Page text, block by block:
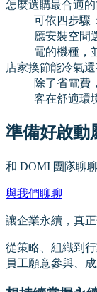
怎麼選購最合適的
可依四步驟
應安裝空間
電的機種，
店家換節能冷氣
除了省電費
客在舒適環
準備好啟動
和 DOMI 團隊聊
與我們聊聊
讓企業永續，真正
從策略、組織到
員工願意參與、